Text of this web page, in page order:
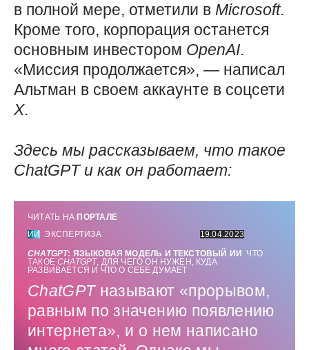
в полной мере, отметили в Microsoft.
Кроме того, корпорация останется
основным инвестором OpenAI.
«Миссия продолжается», — написал
Альтман в своем аккаунте в соцсети
X.
Здесь мы рассказываем, что такое
ChatGPTи как он работает:
ЧИТАТЬ НА ПОРТАЛЕ
ИИ
ЭКСПЕРТИЗА
19.04.2023
CHATGPT: ЯЗЫКОВАЯ МОДЕЛЬ И ТЕКСТОВЫЙ ИИ
ЧТО
ТАКОЕCHATGPT, ДЛЯ ЧЕГО ОН НУЖЕН, КУДА
РАЗВИВАЕТСЯ И ЧТО О СЕБЕ ДУМАЕТ
ChatGPT называют «прорывом,
равным по значению появлению
интернета», и о нем написано